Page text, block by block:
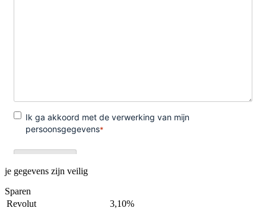
je gegevens zijn veilig
Sparen
Revolut
3,10%